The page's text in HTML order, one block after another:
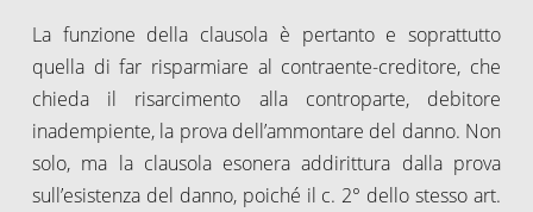
La funzione della clausola è pertanto e soprattutto
quella di far risparmiare al contraente-creditore, che
chieda il risarcimento alla controparte, debitore
inadempiente, la prova dell’ammontare del danno. Non
solo, ma la clausola esonera addirittura dalla prova
sull’esistenza del danno, poiché il c. 2° dello stesso art.